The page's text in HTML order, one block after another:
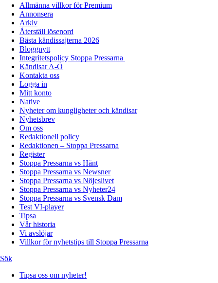
Allmänna villkor för Premium
Annonsera
Arkiv
Återställ lösenord
Bästa kändissajterna 2026
Bloggnytt
Integritetspolicy Stoppa Pressarna
Kändisar A-Ö
Kontakta oss
Logga in
Mitt konto
Native
Nyheter om kungligheter och kändisar
Nyhetsbrev
Om oss
Redaktionell policy
Redaktionen – Stoppa Pressarna
Register
Stoppa Pressarna vs Hänt
Stoppa Pressarna vs Newsner
Stoppa Pressarna vs Nöjeslivet
Stoppa Pressarna vs Nyheter24
Stoppa Pressarna vs Svensk Dam
Test VI-player
Tipsa
Vår historia
Vi avslöjar
Villkor för nyhetstips till Stoppa Pressarna
Sök
Tipsa oss om nyheter!